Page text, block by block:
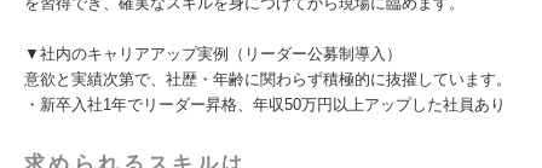
▼社内のキャリアアップ実例（リーダー公募制導入）
意欲と実績次第で、社歴・年齢に関わらず積極的に抜擢しています。
・新卒入社1年でリーダー昇格、年収50万円以上アップした社員あり